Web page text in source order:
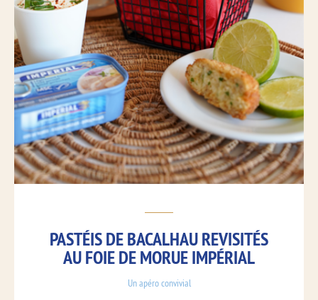
PASTÉIS DE BACALHAU REVISITÉS
AU FOIE DE MORUE IMPÉRIAL
Un apéro convivial